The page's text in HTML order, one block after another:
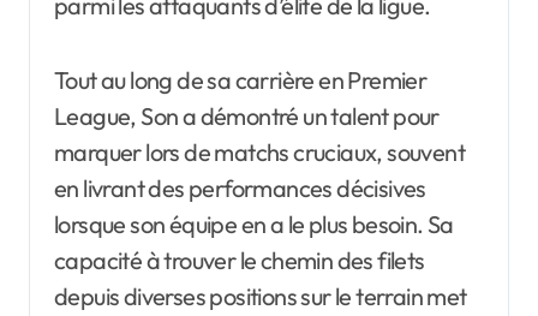
Tout au long de sa carrière en Premier
League, Son a démontré un talent pour
marquer lors de matchs cruciaux, souvent
en livrant des performances décisives
lorsque son équipe en a le plus besoin. Sa
capacité à trouver le chemin des filets
depuis diverses positions sur le terrain met